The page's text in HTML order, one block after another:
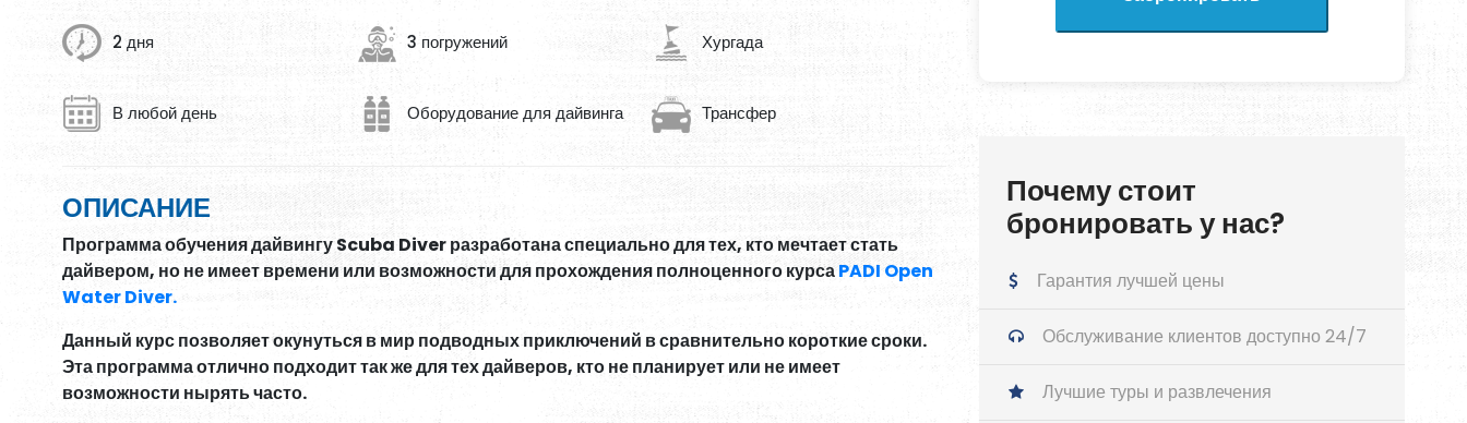
2 дня 3 погружений Хургада
В любой день Оборудование для дайвинга Трансфер
ОПИСАНИЕ
Программа обучения дайвингу Scuba Diver разработана специально для тех, кто мечтает стать
дайвером, но не имеет времени или возможности для прохождения полноценного курсаPADI Open
Water Diver.
Данный курс позволяет окунуться в мир подводных приключений в сравнительно короткие сроки.
Эта программа отлично подходит так же для тех дайверов, кто не планирует или не имеет
возможности нырять часто.
Почему стоит
бронировать у нас?
Гарантия лучшей цены
Обслуживание клиентов доступно 24/7
Лучшие туры и развлечения